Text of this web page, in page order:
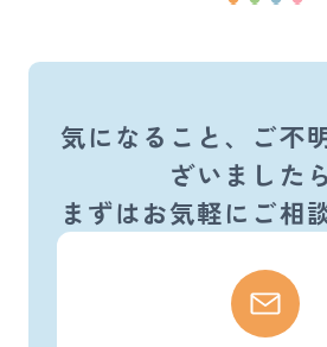
気になること、ご不
ざいましたら
まずはお気軽にご相